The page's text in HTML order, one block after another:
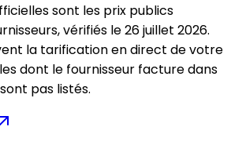
sont les prix publics
vérifiés le 26 juillet 2026.
la tarification en direct de votre
dont le fournisseur facture dans
pas listés.